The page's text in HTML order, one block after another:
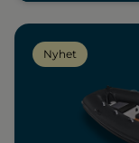
Nyhet